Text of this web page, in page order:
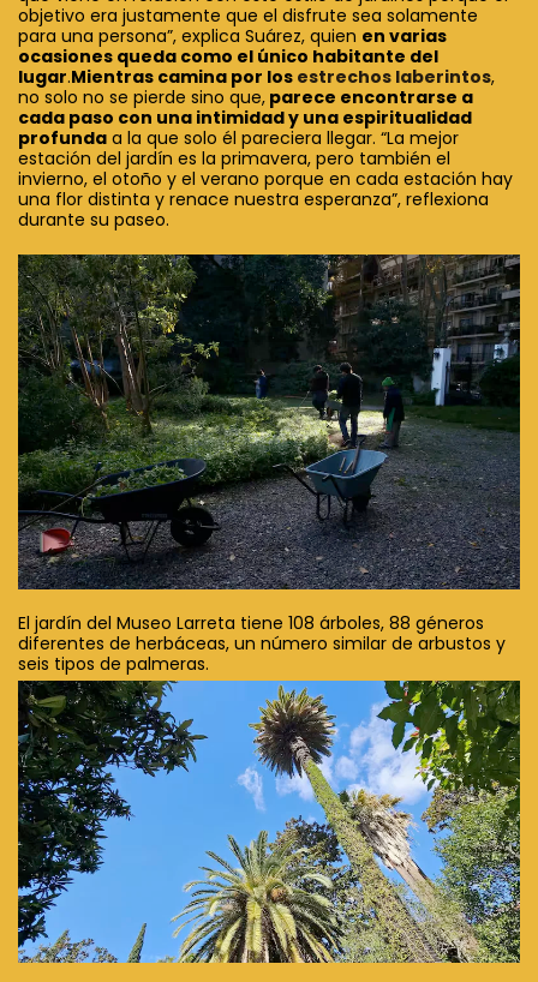
objetivo era justamente que el disfrute sea solamente
para una persona”, explica Suárez, quien en varias
ocasiones queda como el único habitante del
lugar.Mientras camina por los estrechos laberintos,
no solo no se pierde sino que, parece encontrarse a
cada paso con una intimidad y una espiritualidad
profunda a la que solo él pareciera llegar. “La mejor
estación del jardín es la primavera, pero también el
invierno, el otoño y el verano porque en cada estación hay
una flor distinta y renace nuestra esperanza”, reflexiona
durante su paseo.
El jardín del Museo Larreta tiene 108 árboles, 88 géneros
diferentes de herbáceas, un número similar de arbustos y
seis tipos de palmeras.